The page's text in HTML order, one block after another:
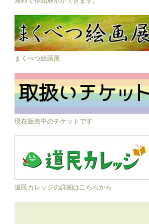
まくべつ絵画展
現在販売中のチケットです
道民カレッジの詳細はこちらから